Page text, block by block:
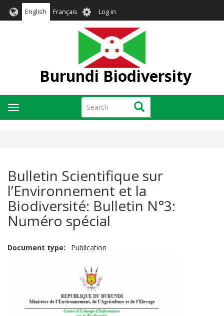
English Français User
account
menu
Log in
Burundi Biodiversity
Search Search
Toggle
navigation
Bulletin Scientifique sur
l’Environnement et la
Biodiversité: Bulletin N°3:
Numéro spécial
Document type Publication